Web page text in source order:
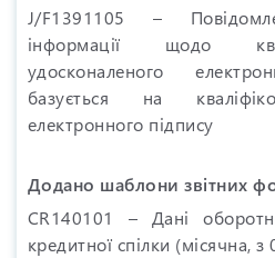
J/F1391105 –
інформації щодо
удосконаленого
базується на
електронного підпису
Додано шаблони звітних
CR140101 – Дані
кредитної спілки (місячна,